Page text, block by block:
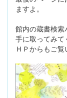
ますよ。
館内の蔵書検
手に取ってみて
ＨＰからもご覧